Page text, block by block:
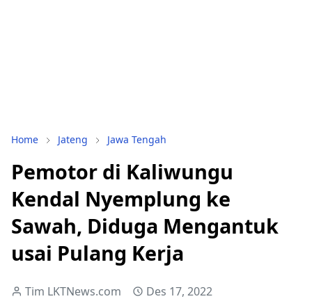
Home Jateng Jawa Tengah
Pemotor di Kaliwungu
Kendal Nyemplung ke
Sawah, Diduga Mengantuk
usai Pulang Kerja
Tim LKTNews.com Des 17, 2022